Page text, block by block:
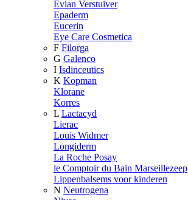
Evian Verstuiver
Epaderm
Eucerin
Eye Care Cosmetica
F Filorga
G Galenco
I Isdinceutics
K Kopman
Klorane
Korres
L Lactacyd
Lierac
Louis Widmer
Longiderm
La Roche Posay
le Comptoir du Bain Marseillezeep
Lippenbalsems voor kinderen
N Neutrogena